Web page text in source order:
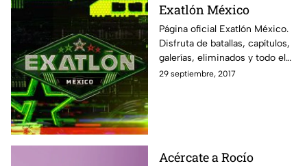
Exatlón México
Página oficial Exatlón México.
Disfruta de batallas, capítulos,
galerías, eliminados y todo el
contenido exclusivo fuera de la
29 septiembre, 2017
Acércate a Rocío